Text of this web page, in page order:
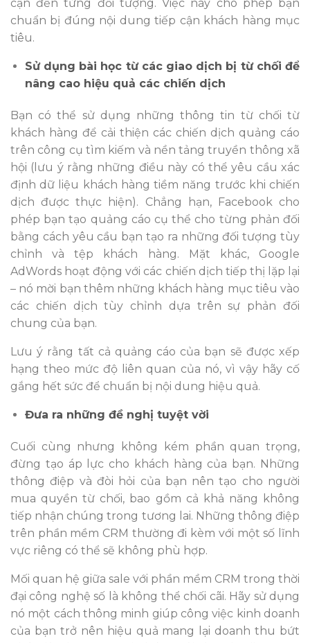
cận đến từng đối tượng. Việc này cho phép bạn
chuẩn bị đúng nội dung tiếp cận khách hàng mục
tiêu.
Sử dụng bài học từ các giao dịch bị từ chối để
nâng cao hiệu quả các chiến dịch
Bạn có thể sử dụng những thông tin từ chối từ
khách hàng để cải thiện các chiến dịch quảng cáo
trên công cụ tìm kiếm và nền tảng truyền thông xã
hội (lưu ý rằng những điều này có thể yêu cầu xác
định dữ liệu khách hàng tiềm năng trước khi chiến
dịch được thực hiện). Chẳng hạn, Facebook cho
phép bạn tạo quảng cáo cụ thể cho từng phản đối
bằng cách yêu cầu bạn tạo ra những đối tượng tùy
chỉnh và tệp khách hàng. Mặt khác, Google
AdWords hoạt động với các chiến dịch tiếp thị lặp lại
– nó mời bạn thêm những khách hàng mục tiêu vào
các chiến dịch tùy chỉnh dựa trên sự phản đối
chung của bạn.
Lưu ý rằng tất cả quảng cáo của bạn sẽ được xếp
hạng theo mức độ liên quan của nó, vì vậy hãy cố
gắng hết sức để chuẩn bị nội dung hiệu quả.
Đưa ra những đề nghị tuyệt vời
Cuối cùng nhưng không kém phần quan trọng,
đừng tạo áp lực cho khách hàng của bạn. Những
thông điệp và đòi hỏi của bạn nên tạo cho người
mua quyền từ chối, bao gồm cả khả năng không
tiếp nhận chúng trong tương lai. Những thông điệp
trên phần mềm CRM thường đi kèm với một số lĩnh
vực riêng có thể sẽ không phù hợp.
Mối quan hệ giữa sale với phần mềm CRM trong thời
đại công nghệ số là không thể chối cãi. Hãy sử dụng
nó một cách thông minh giúp công việc kinh doanh
của bạn trở nên hiệu quả mang lại doanh thu bứt